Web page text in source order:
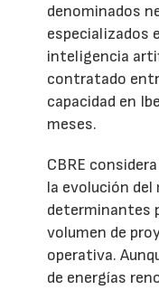
denominados
especializados
inteligencia
contratado
capacidad en
meses.
CBRE
la evolución
determinantes
volumen de
operativa.
de energías